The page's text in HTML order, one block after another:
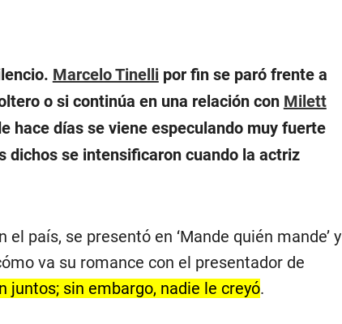
Marcelo Tinellipor fin se paró frente a
o si continúa en una relación con Milett
hace días se viene especulando muy fuerte
dichos se intensificaron cuando la actriz
país, se presentó en ‘Mande quién mande’ y
va su romance con el presentador de
juntos; sin embargo, nadie le creyó.